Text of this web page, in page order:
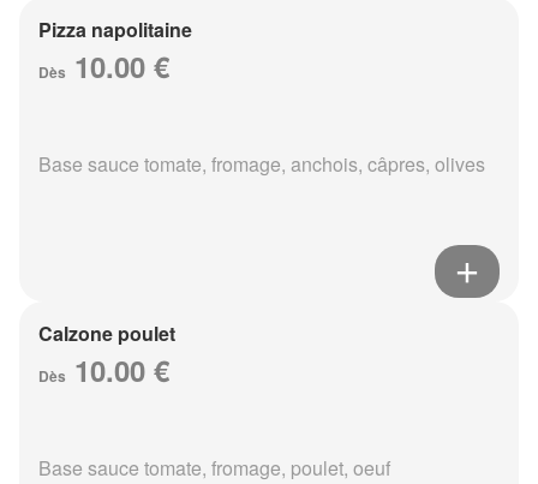
Pizza napolitaine
Dès 10.00 €
Base sauce tomate, fromage, anchois, câpres, olives
Calzone poulet
Dès 10.00 €
Base sauce tomate, fromage, poulet, oeuf